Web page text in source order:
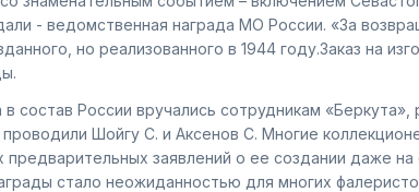
- ведомственная награда МО России. «За
но реализованного в 1944 году.Заказ на
состав России вручались сотрудникам
проводили Шойгу С. и Аксенов С. Многие
предварительных заявлений о ее создании даже
стало неожиданностью для многих